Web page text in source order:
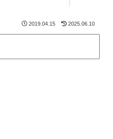
2019.04.15 2025.06.10